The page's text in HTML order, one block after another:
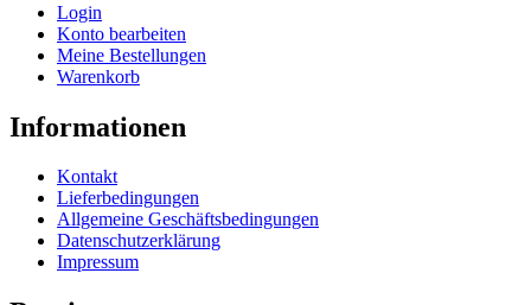
Login
Konto bearbeiten
Meine Bestellungen
Warenkorb
Informationen
Kontakt
Lieferbedingungen
Allgemeine Geschäftsbedingungen
Datenschutzerklärung
Impressum